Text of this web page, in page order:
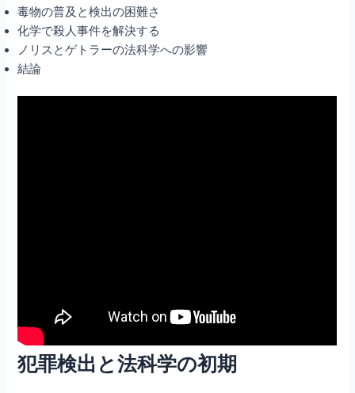
毒物の普及と検出の困難さ
化学で殺人事件を解決する
ノリスとゲトラーの法科学への影響
結論
犯罪検出と法科学の初期